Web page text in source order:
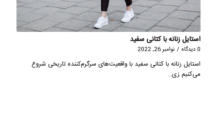
استایل زنانه با کتانی سفید
0 دیدگاه / نوامبر 26, 2022
استایل زنانه با کتانی سفید با واقعیت‌های سرگرم‌کننده تاریخی شروع
می‌کنیم زی…